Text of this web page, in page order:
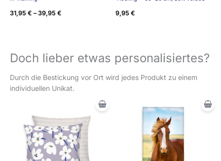
31,95 € –39,95 € 9,95 €
Doch lieber etwas personalisiertes?
Durch die Bestickung vor Ort wird jedes Produkt zu einem
individuellen Unikat.